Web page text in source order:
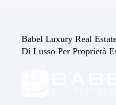
Babel Luxury Real
Di Lusso Per Proprietà